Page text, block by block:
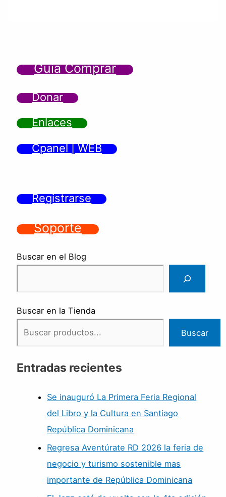
Guía Comprar
Donar
Enlaces
Cpanel | WEB
Registrarse
Soporte
Buscar en el Blog
Buscar en la Tienda
Buscar
Entradas recientes
Se inauguró La Primera Feria Regional
del Libro y la Cultura en Santiago
República Dominicana
Regresa Aventúrate RD 2026 la feria de
negocio y turismo sostenible mas
importante de República Dominicana